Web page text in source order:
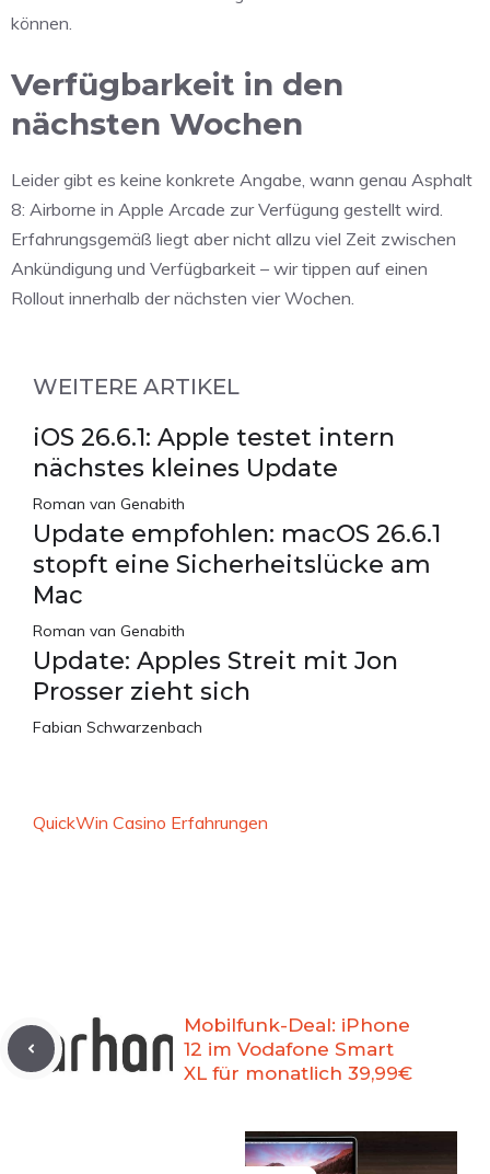
können.
Verfügbarkeit in den
nächsten Wochen
Leider gibt es keine konkrete Angabe, wann genau Asphalt
8: Airborne in Apple Arcade zur Verfügung gestellt wird.
Erfahrungsgemäß liegt aber nicht allzu viel Zeit zwischen
Ankündigung und Verfügbarkeit – wir tippen auf einen
Rollout innerhalb der nächsten vier Wochen.
WEITERE ARTIKEL
iOS 26.6.1: Apple testet intern
nächstes kleines Update
Roman van Genabith
Update empfohlen: macOS 26.6.1
stopft eine Sicherheitslücke am
Mac
Roman van Genabith
Update: Apples Streit mit Jon
Prosser zieht sich
Fabian Schwarzenbach
QuickWin Casino Erfahrungen
Mobilfunk-Deal: iPhone
12 im Vodafone Smart
XL für monatlich 39,99€